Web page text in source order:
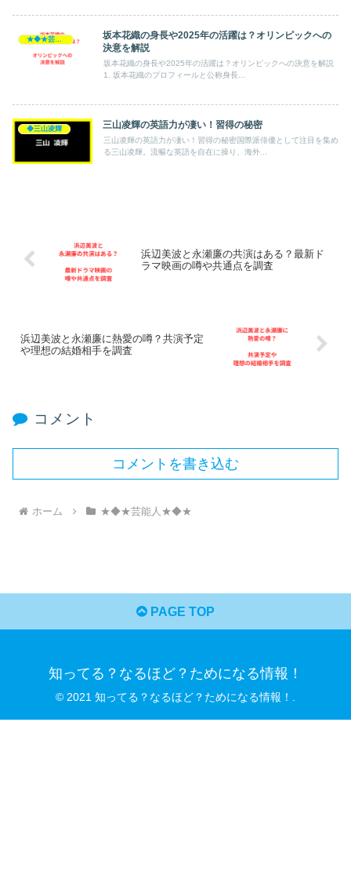
★◆★芸能人★◆★
坂本花織の身長や2025年の活躍は？オリンピックへの
決意を解説
坂本花織の身長や2025年の活躍は？オリンピックへの決意を解説
1. 坂本花織のプロフィールと公称身長...
◆三山凌輝 三山凌輝の英語力が凄い！習得の秘密
三山凌輝の英語力が凄い！習得の秘密国際派俳優として注目を集め
る三山凌輝。流暢な英語を自在に操り、海外...
浜辺美波と永瀬廉の共演はある？最新ド
ラマ映画の噂や共通点を調査
浜辺美波と永瀬廉に熱愛の噂？共演予定
や理想の結婚相手を調査
コメント
コメントを書き込む
ホーム ★◆★芸能人★◆★
PAGE TOP
知ってる？なるほど？ためになる情報！
© 2021 知ってる？なるほど？ためになる情報！.